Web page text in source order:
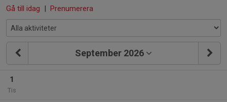
Gå till idag | Prenumerera
September 2026
1
Tis